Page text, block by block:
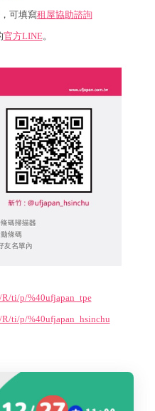
可填寫租屋協助諮詢
官方LINE。
ti/p/%40ufjapan_tpe
ti/p/%40ufjapan_hsinchu